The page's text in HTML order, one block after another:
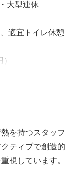
大型連休
適宜トイレ休憩
週間前に確定
／翌25日振込）
を持つスタッフ
ティブで創造的
視しています。